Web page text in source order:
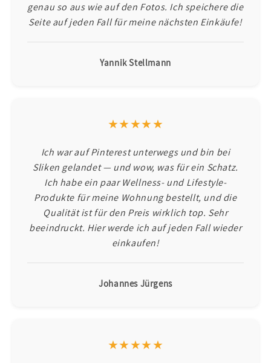
genau so aus wie auf den Fotos. Ich speichere die
Seite auf jeden Fall für meine nächsten Einkäufe!
Yannik Stellmann
★★★★★
Ich war auf Pinterest unterwegs und bin bei
Sliken gelandet — und wow, was für ein Schatz.
Ich habe ein paar Wellness- und Lifestyle-
Produkte für meine Wohnung bestellt, und die
Qualität ist für den Preis wirklich top. Sehr
beeindruckt. Hier werde ich auf jeden Fall wieder
einkaufen!
Johannes Jürgens
★★★★★